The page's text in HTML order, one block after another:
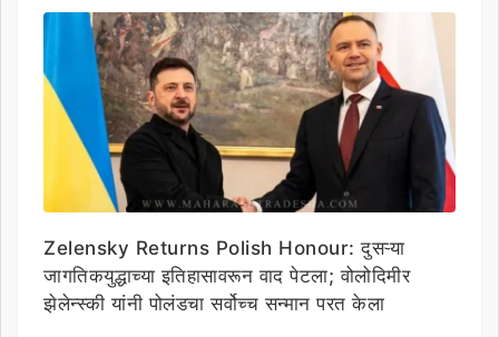
Zelensky Returns Polish Honour: दुसऱ्या
जागतिकयुद्धाच्या इतिहासावरून वाद पेटला; वोलोदिमीर
झेलेन्स्की यांनी पोलंडचा सर्वोच्च सन्मान परत केला